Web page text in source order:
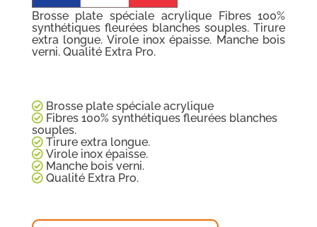
Brosse plate spéciale acrylique Fibres 100%
synthétiques fleurées blanches souples. Tirure
extra longue. Virole inox épaisse. Manche bois
verni. Qualité Extra Pro.
Brosse plate spéciale acrylique
Fibres 100% synthétiques fleurées blanches
souples.
Tirure extra longue.
Virole inox épaisse.
Manche bois verni.
Qualité Extra Pro.